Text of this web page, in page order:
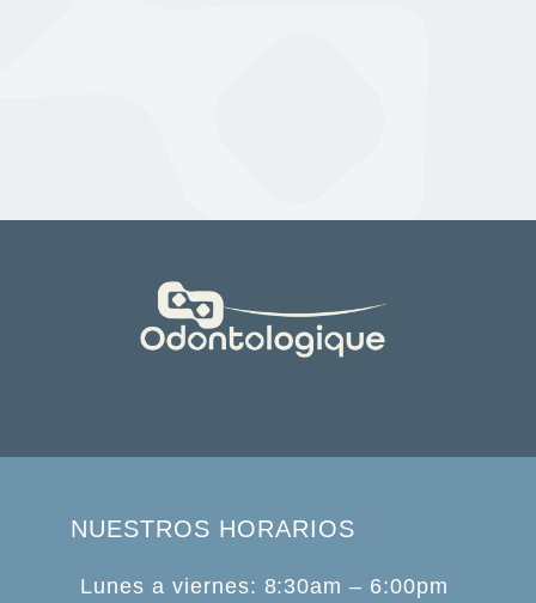
NUESTROS HORARIOS
Lunes a viernes: 8:30am – 6:00pm